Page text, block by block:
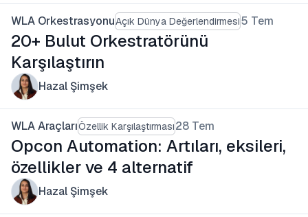
WLA OrkestrasyonuAçık Dünya Değerlendirmesi5 Tem
20+ Bulut Orkestratörünü
Karşılaştırın
Hazal Şimşek
WLA AraçlarıÖzellik Karşılaştırması28 Tem
Opcon Automation: Artıları, eksileri,
özellikler ve 4 alternatif
Hazal Şimşek